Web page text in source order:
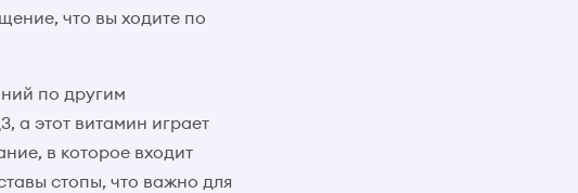
что вы ходите по
по другим
а этот витамин играет
в которое входит
стопы, что важно для